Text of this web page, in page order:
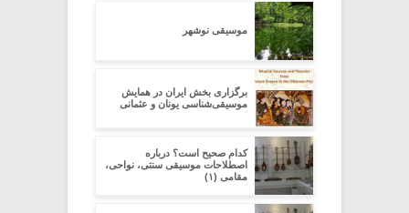
موسیقی نوشهر
برگزاری بخش ایران در همایش
موسیقی‌شناسی یونان و عثمانی
کدام صحیح است؟ درباره
اصطلاحات موسیقی سنتی، نواحی،
مقامی (۱)